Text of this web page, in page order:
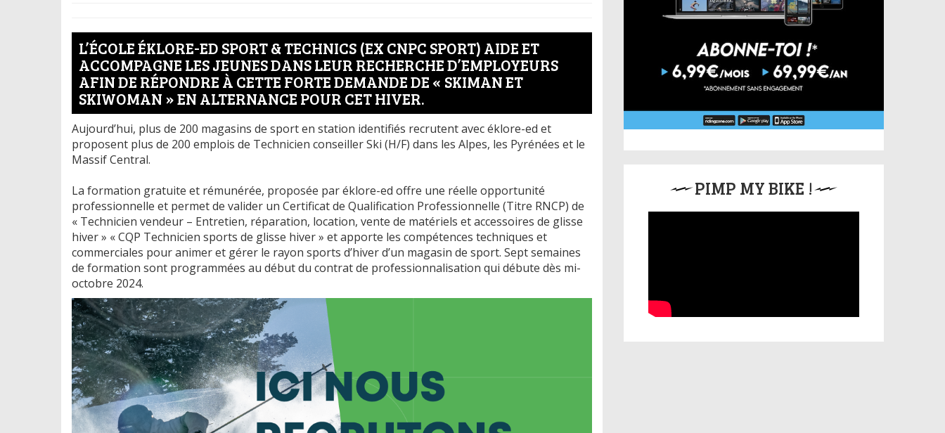
L’ÉCOLE ÉKLORE-ED SPORT & TECHNICS (EX CNPC SPORT) AIDE ET
ACCOMPAGNE LES JEUNES DANS LEUR RECHERCHE D’EMPLOYEURS
AFIN DE RÉPONDRE À CETTE FORTE DEMANDE DE « SKIMAN ET
SKIWOMAN » EN ALTERNANCE POUR CET HIVER.
Aujourd’hui, plus de 200 magasins de sport en station identifiés recrutent avec éklore-ed et
proposent plus de 200 emplois de Technicien conseiller Ski (H/F) dans les Alpes, les Pyrénées et le
Massif Central.
La formation gratuite et rémunérée, proposée par éklore-ed offre une réelle opportunité
professionnelle et permet de valider un Certificat de Qualification Professionnelle (Titre RNCP) de
« Technicien vendeur – Entretien, réparation, location, vente de matériels et accessoires de glisse
hiver » « CQP Technicien sports de glisse hiver » et apporte les compétences techniques et
commerciales pour animer et gérer le rayon sports d’hiver d’un magasin de sport. Sept semaines
de formation sont programmées au début du contrat de professionnalisation qui débute dès mi-
octobre 2024.
PIMP MY BIKE !